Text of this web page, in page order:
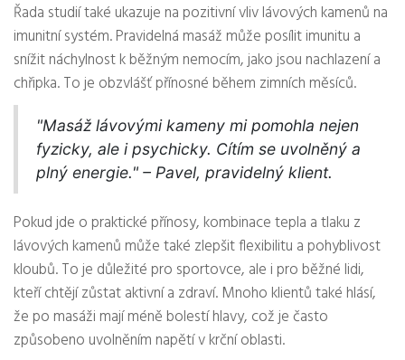
Řada studií také ukazuje na pozitivní vliv lávových kamenů na
imunitní systém. Pravidelná masáž může posílit imunitu a
snížit náchylnost k běžným nemocím, jako jsou nachlazení a
chřipka. To je obzvlášť přínosné během zimních měsíců.
"Masáž lávovými kameny mi pomohla nejen
fyzicky, ale i psychicky. Cítím se uvolněný a
plný energie." – Pavel, pravidelný klient.
Pokud jde o praktické přínosy, kombinace tepla a tlaku z
lávových kamenů může také zlepšit flexibilitu a pohyblivost
kloubů. To je důležité pro sportovce, ale i pro běžné lidi,
kteří chtějí zůstat aktivní a zdraví. Mnoho klientů také hlásí,
že po masáži mají méně bolestí hlavy, což je často
způsobeno uvolněním napětí v krční oblasti.